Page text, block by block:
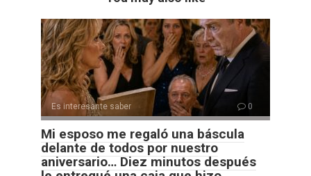
Es interesante saber 0
Mi esposo me regaló una báscula
delante de todos por nuestro
aniversario… Diez minutos después